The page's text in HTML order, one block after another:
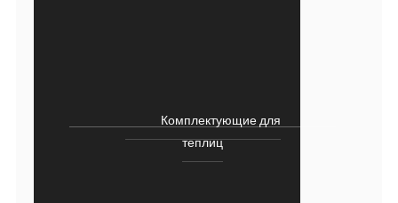
Комплектующие для
теплиц